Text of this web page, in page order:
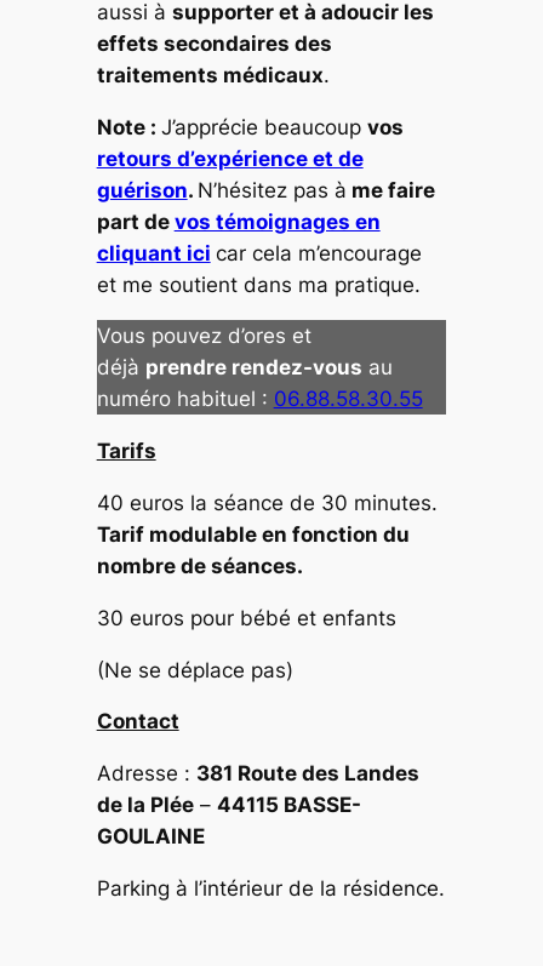
aussi à supporter et à adoucir les
effets secondaires des
traitements médicaux.
Note : J’apprécie beaucoup vos
retours d’expérience et de
guérison. N’hésitez pas à me faire
part de vos témoignages en
cliquant ici car cela m’encourage
et me soutient dans ma pratique.
Vous pouvez d’ores et
déjà prendre rendez-vous au
numéro habituel : 06.88.58.30.55
Tarifs
40 euros la séance de 30 minutes.
Tarif modulable en fonction du
nombre de séances.
30 euros pour bébé et enfants
(Ne se déplace pas)
Contact
Adresse : 381 Route des Landes
de la Plée– 44115 BASSE-
GOULAINE
Parking à l’intérieur de la résidence.